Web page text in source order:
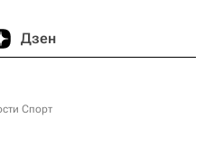
Дзен
Спорт